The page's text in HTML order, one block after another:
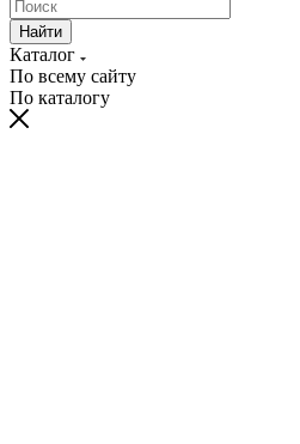
Найти
Каталог
По всему сайту
По каталогу